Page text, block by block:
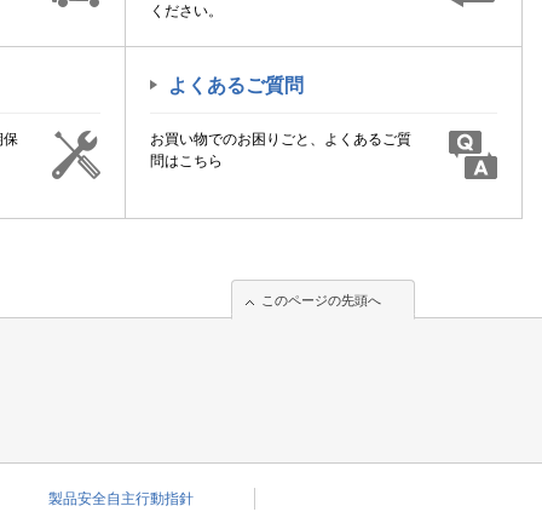
ください。
保
よくあるご質問
お買い物でのお困りごと、よくあるご質
問はこちら
このページの先頭へ
このページの先頭へ
製品安全自主行動指針